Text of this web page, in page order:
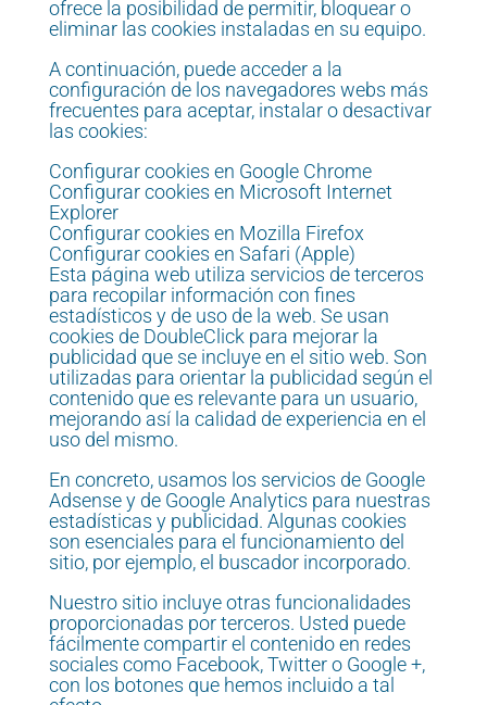
ofrece la posibilidad de permitir, bloquear o
eliminar las cookies instaladas en su equipo.
A continuación, puede acceder a la
configuración de los navegadores webs más
frecuentes para aceptar, instalar o desactivar
las cookies:
Configurar cookies en Google Chrome
Configurar cookies en Microsoft Internet
Explorer
Configurar cookies en Mozilla Firefox
Configurar cookies en Safari (Apple)
Esta página web utiliza servicios de terceros
para recopilar información con fines
estadísticos y de uso de la web. Se usan
cookies de DoubleClick para mejorar la
publicidad que se incluye en el sitio web. Son
utilizadas para orientar la publicidad según el
contenido que es relevante para un usuario,
mejorando así la calidad de experiencia en el
uso del mismo.
En concreto, usamos los servicios de Google
Adsense y de Google Analytics para nuestras
estadísticas y publicidad. Algunas cookies
son esenciales para el funcionamiento del
sitio, por ejemplo, el buscador incorporado.
Nuestro sitio incluye otras funcionalidades
proporcionadas por terceros. Usted puede
fácilmente compartir el contenido en redes
sociales como Facebook, Twitter o Google +,
con los botones que hemos incluido a tal